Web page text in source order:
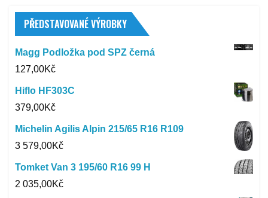
PŘEDSTAVOVANÉ VÝROBKY
Magg Podložka pod SPZ černá
127,00Kč
Hiflo HF303C
379,00Kč
Michelin Agilis Alpin 215/65 R16 R109
3 579,00Kč
Tomket Van 3 195/60 R16 99 H
2 035,00Kč